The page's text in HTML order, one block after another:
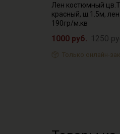
Лен костюмный
красный, ш.1.5м,
190гр/м.кв
1000 руб. 1250
Только онлайн-